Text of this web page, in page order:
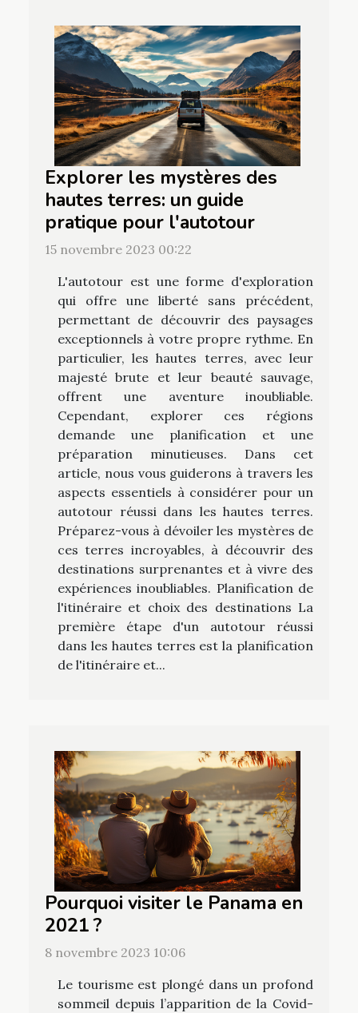
Explorer les mystères des
hautes terres: un guide
pratique pour l'autotour
15 novembre 2023 00:22
L'autotour est une forme d'exploration
qui offre une liberté sans précédent,
permettant de découvrir des paysages
exceptionnels à votre propre rythme. En
particulier, les hautes terres, avec leur
majesté brute et leur beauté sauvage,
offrent une aventure inoubliable.
Cependant, explorer ces régions
demande une planification et une
préparation minutieuses. Dans cet
article, nous vous guiderons à travers les
aspects essentiels à considérer pour un
autotour réussi dans les hautes terres.
Préparez-vous à dévoiler les mystères de
ces terres incroyables, à découvrir des
destinations surprenantes et à vivre des
expériences inoubliables. Planification de
l'itinéraire et choix des destinations La
première étape d'un autotour réussi
dans les hautes terres est la planification
de l'itinéraire et...
Pourquoi visiter le Panama en
2021 ?
8 novembre 2023 10:06
Le tourisme est plongé dans un profond
sommeil depuis l’apparition de la Covid-